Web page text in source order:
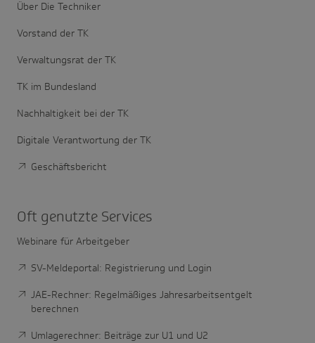
Über Die Techniker
Vorstand der TK
Verwaltungsrat der TK
TK im Bundesland
Nachhaltigkeit bei der TK
Digitale Verantwortung der TK
Geschäftsbericht
Oft genutzte Services
Webinare für Arbeitgeber
SV-Meldeportal: Registrierung und Login
JAE-Rechner: Regelmäßiges Jahresarbeitsentgelt
berechnen
Umlagerechner: Beiträge zur U1 und U2